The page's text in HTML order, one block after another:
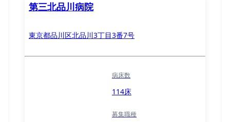
第三北品川病院
東京都品川区北品川3丁目3番7号
病床数
114床
募集職種